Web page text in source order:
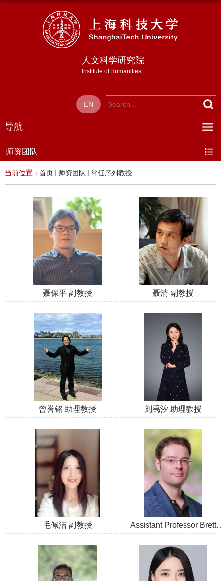
人文科学研究院
Institute of Humanities
EN
导航
师资团队
当前位置： 首页 师资团队 常任序列教授
聂保平 副教授 聂清 副教授
曾誉铭 助理教授 刘禹汐 助理教授
毛佩洁 副教授
Assistant Professor Brett
Goodin